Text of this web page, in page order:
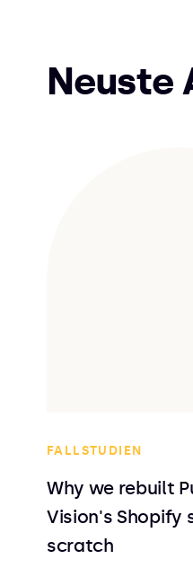
Neuste
FALLSTUDIEN
Why we rebuilt
Vision's Shopify
scratch